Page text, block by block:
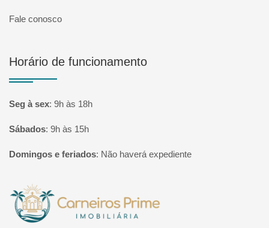
Fale conosco
Horário de funcionamento
Seg à sex: 9h às 18h
Sábados: 9h às 15h
Domingos e feriados: Não haverá expediente
Página inicial